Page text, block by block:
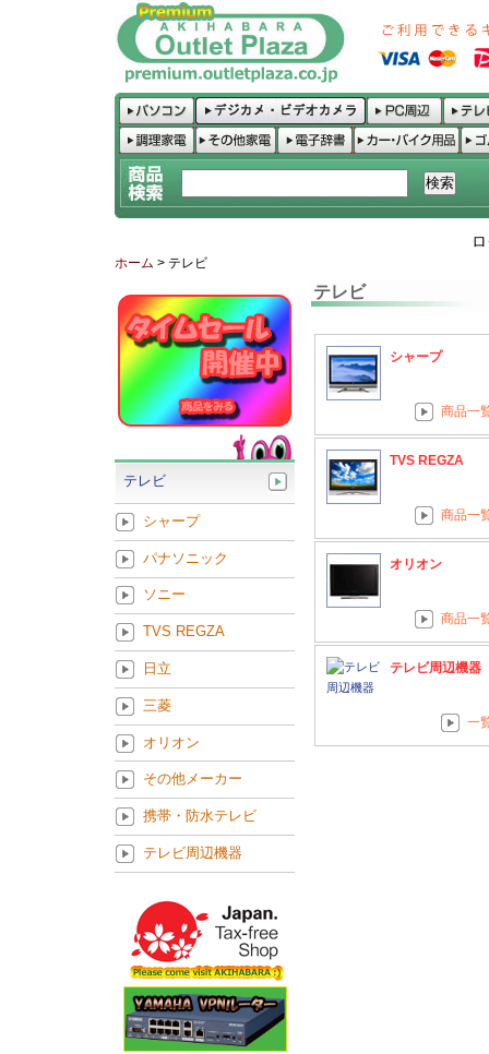
ホーム > テレビ
テレビ
シャープ
商品一
TVS REGZA
商品一
オリオン
商品一
テレビ周辺機器
一
テレビ
シャープ
パナソニック
ソニー
TVS REGZA
日立
三菱
オリオン
その他メーカー
携帯・防水テレビ
テレビ周辺機器